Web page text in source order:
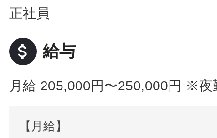
正社員
attach_money 給与
月給 205,000円〜250,000円 ※夜
【月給】